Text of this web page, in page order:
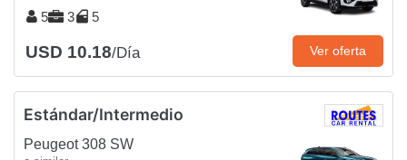
5 3 5
USD 10.18/Día Ver oferta
Estándar/Intermedio
Peugeot 308 SW